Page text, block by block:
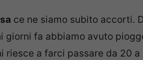
ce ne siamo subito accorti.
fa abbiamo avuto
a farci passare da 20 a